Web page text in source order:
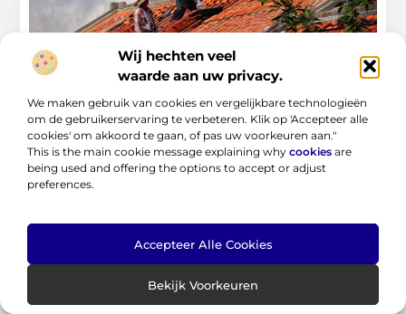
Wij hechten veel
waarde aan uw privacy.
We maken gebruik van cookies en vergelijkbare technologieën
om de gebruikerservaring te verbeteren. Klik op 'Accepteer alle
cookies' om akkoord te gaan, of pas uw voorkeuren aan."
This is the main cookie message explaining why cookies are
being used and offering the options to accept or adjust
preferences.
Accepteer Alle Cookies
Bekijk Voorkeuren
Dakwerker in Venray – Hoe je jouw
dakproblemen eenvoudig oplost
Een goed onderhouden dak is essentieel voor een veilig en
comfortabel huis. Of je nu
...